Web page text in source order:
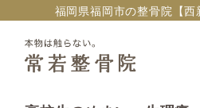
福岡県福岡市の整骨院【西